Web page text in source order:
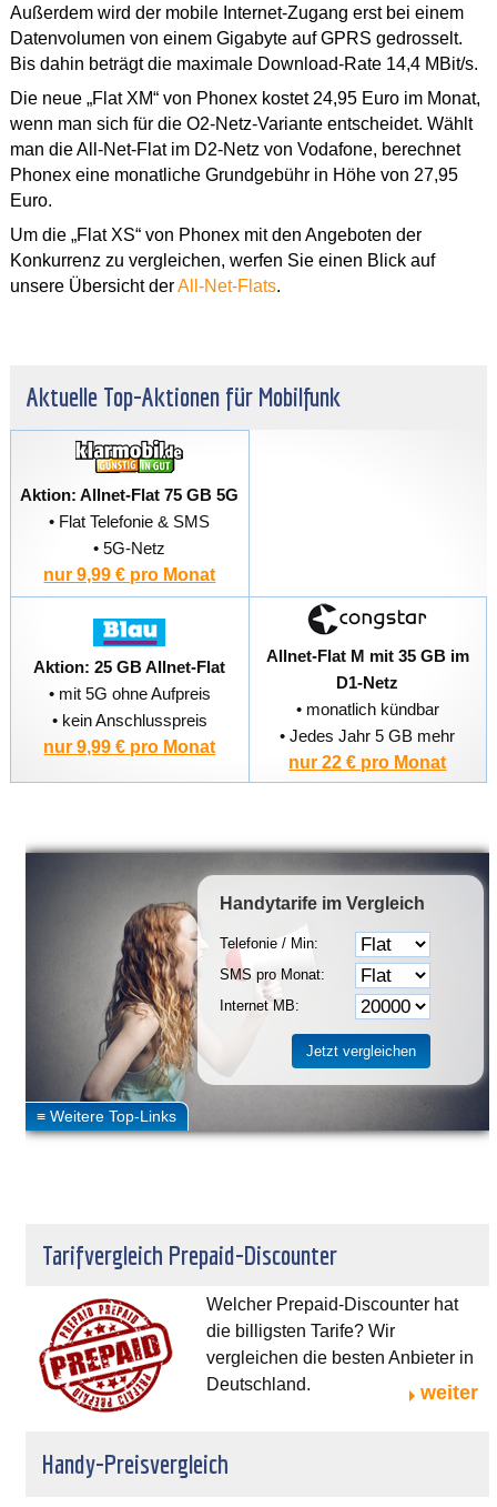
Außerdem wird der mobile Internet-Zugang erst bei einem
Datenvolumen von einem Gigabyte auf GPRS gedrosselt.
Bis dahin beträgt die maximale Download-Rate 14,4 MBit/s.
Die neue „Flat XM“ von Phonex kostet 24,95 Euro im Monat,
wenn man sich für die O2-Netz-Variante entscheidet. Wählt
man die All-Net-Flat im D2-Netz von Vodafone, berechnet
Phonex eine monatliche Grundgebühr in Höhe von 27,95
Euro.
Um die „Flat XS“ von Phonex mit den Angeboten der
Konkurrenz zu vergleichen, werfen Sie einen Blick auf
unsere Übersicht derAll-Net-Flats.
Aktuelle Top-Aktionen für Mobilfunk
Aktion: Allnet-Flat 75 GB 5G
• Flat Telefonie & SMS
• 5G-Netz
nur 9,99 € pro Monat
Aktion: 25 GB Allnet-Flat
• mit 5G ohne Aufpreis
• kein Anschlusspreis
nur 9,99 € pro Monat
Allnet-Flat M mit 35 GB im
D1-Netz
• monatlich kündbar
• Jedes Jahr 5 GB mehr
nur 22 € pro Monat
Handytarife im Vergleich
Telefonie / Min:
SMS pro Monat:
Internet MB:
Tarifvergleich Prepaid-Discounter
Welcher Prepaid-Discounter hat
die billigsten Tarife? Wir
vergleichen die besten Anbieter in
Deutschland.
weiter
Handy-Preisvergleich